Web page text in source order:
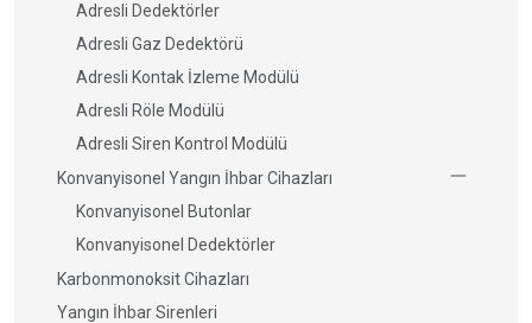
Adresli Dedektörler
Adresli Gaz Dedektörü
Adresli Kontak İzleme Modülü
Adresli Röle Modülü
Adresli Siren Kontrol Modülü
Konvanyisonel Yangın İhbar Cihazları
Konvanyisonel Butonlar
Konvanyisonel Dedektörler
Karbonmonoksit Cihazları
Yangın İhbar Sirenleri